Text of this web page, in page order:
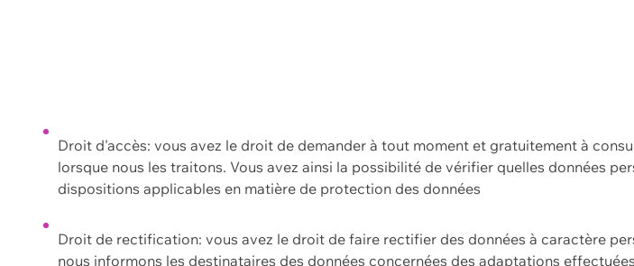
Droit d'accès: vous avez le droit de demander à tout moment et gratuitement à
lorsque nous les traitons. Vous avez ainsi la possibilité de vérifier quelles données
dispositions applicables en matière de protection des données
Droit de rectification: vous avez le droit de faire rectifier des données à caractère
nous informons les destinataires des données concernées des adaptations